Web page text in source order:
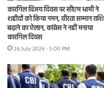
कारगिल विजय दिवस पर सीएम धामी ने
शहीदों को किया नमन, वीरता सम्मान राशि
बढ़ाने का ऐलान, कांग्रेस ने नहीं मनाया
कारगिल दिवस
26 July 2026 - 5:00 PM